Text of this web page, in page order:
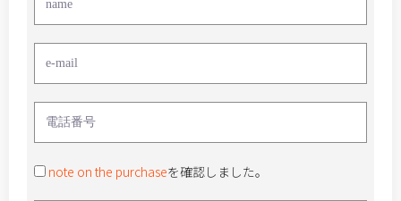
note on the purchaseを確認しました。